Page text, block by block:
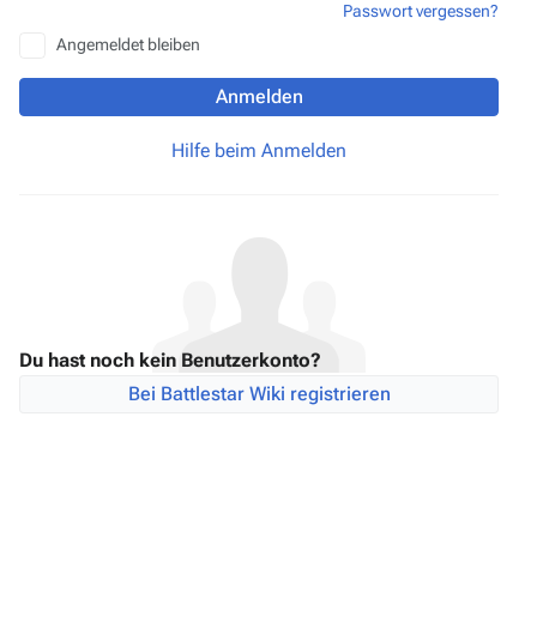
Angemeldet bleiben
Anmelden
Hilfe beim Anmelden
Passwort vergessen?
Du hast noch kein Benutzerkonto?
Bei Battlestar Wiki registrieren